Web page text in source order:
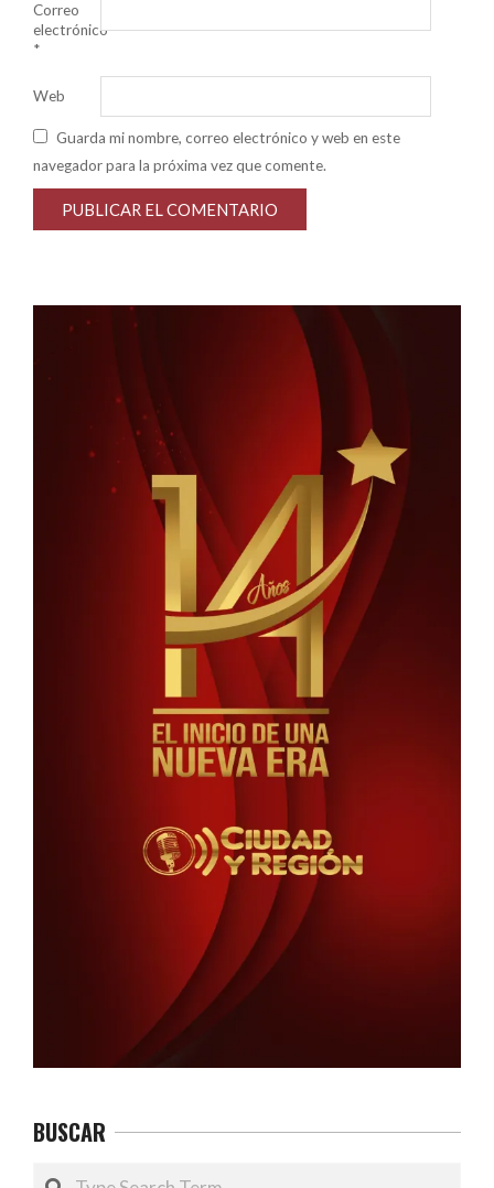
Correo
electrónico
*
Web
Guarda mi nombre, correo electrónico y web en este
navegador para la próxima vez que comente.
BUSCAR
Search